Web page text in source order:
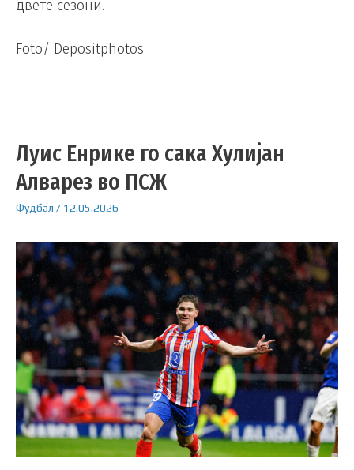
двете сезони.
Foto/ Depositphotos
Луис Енрике го сака Хулијан
Алварез во ПСЖ
Фудбал / 12.05.2026